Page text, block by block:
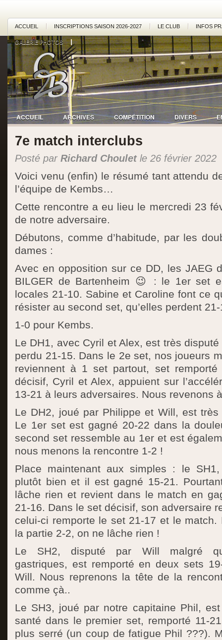
ACCUEIL INSCRIPTIONS SAISON 2026-2027 LE CLUB INFOS
GALERIE PHOTOS
ACCUEIL ARCHIVES COMPÉTITION DIVERS
7e match interclubs
Posté par Richard Chouletle 26 février 2022
Voici venu (enfin) le résumé tant attendu
l’équipe de Kembs…
Cette rencontre a eu lieu le mercredi 23
de notre adversaire.
Débutons, comme d’habitude, par les
dames :
Avec en opposition sur ce DD, les JAEG
BILGER de Bartenheim 😉 : le 1er set
locales 21-10. Sabine et Caroline font ce
résister au second set, qu’elles perdent 21-
1-0 pour Kembs.
Le DH1, avec Cyril et Alex, est très
perdu 21-15. Dans le 2e set, nos joueurs
reviennent à 1 set partout, set
décisif, Cyril et Alex, appuient sur
13-21 à leurs adversaires. Nous revenons
Le DH2, joué par Philippe et Will, est
Le 1er set est gagné 20-22 dans la
second set ressemble au 1er et est
nous menons la rencontre 1-2 !
Place maintenant aux simples : le
plutôt bien et il est gagné 15-21.
lâche rien et revient dans le match en
21-16. Dans le set décisif, son adversaire
celui-ci remporte le set 21-17 et le match.
la partie 2-2, on ne lâche rien !
Le SH2, disputé par Will malgré
gastriques, est remporté en deux sets
Will. Nous reprenons la tête de la
comme çà..
Le SH3, joué par notre capitaine Phil,
santé dans le premier set, remporté 11-
plus serré (un coup de fatigue Phil ???).